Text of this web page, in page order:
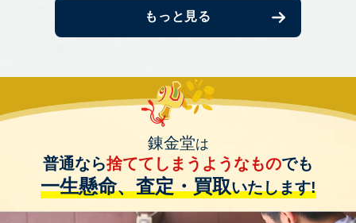
もっと見る
錬金堂は
普通なら捨ててしまうようなものでも
一生懸命、査定・買取いたします!